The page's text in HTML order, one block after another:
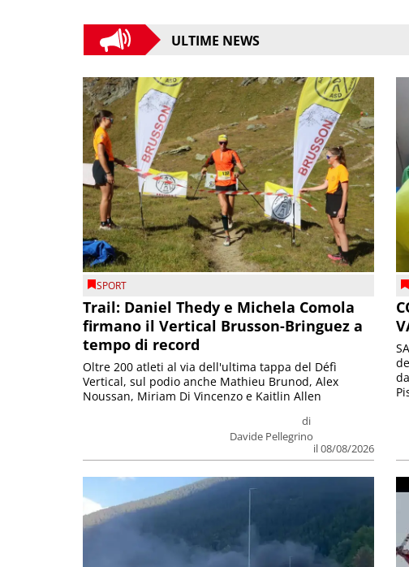
ULTIME NEWS
SPORT
Trail: Daniel Thedy e Michela Comola
firmano il Vertical Brusson-Bringuez a
tempo di record
di
Davide Pellegrino
il 08/08/2026
Oltre 200 atleti al via dell'ultima tappa del Défì
Vertical, sul podio anche Mathieu Brunod, Alex
Noussan, Miriam Di Vincenzo e Kaitlin Allen